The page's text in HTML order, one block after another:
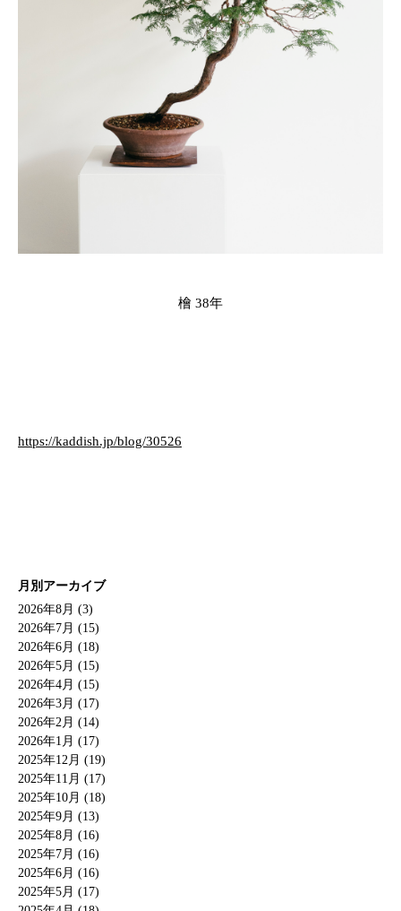
檜 38年
https://kaddish.jp/blog/30526
月別アーカイブ
2026年8月 (3)
2026年7月 (15)
2026年6月 (18)
2026年5月 (15)
2026年4月 (15)
2026年3月 (17)
2026年2月 (14)
2026年1月 (17)
2025年12月 (19)
2025年11月 (17)
2025年10月 (18)
2025年9月 (13)
2025年8月 (16)
2025年7月 (16)
2025年6月 (16)
2025年5月 (17)